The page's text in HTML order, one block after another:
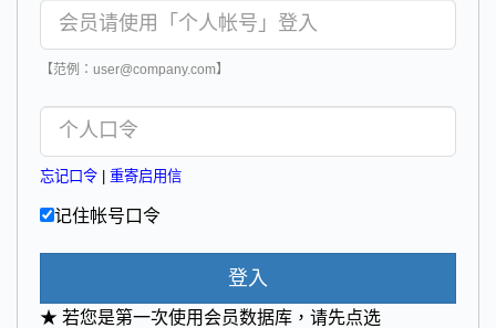
【范例：user@company.com】
忘记口令 重寄启用信
记住帐号口令
登入
★ 若您是第一次使用会员数据库，请先点选